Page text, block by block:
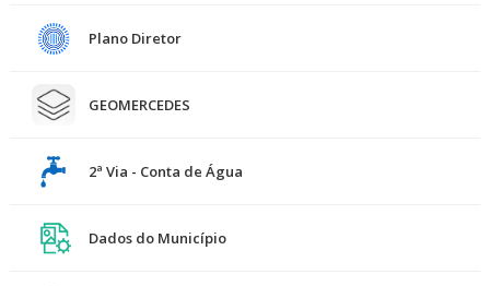
Plano Diretor
GEOMERCEDES
2ª Via - Conta de Água
Dados do Município